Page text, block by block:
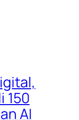
150
AI